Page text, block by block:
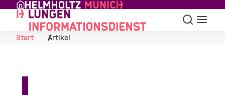
Skip to Content
Suche
Start
Artikel